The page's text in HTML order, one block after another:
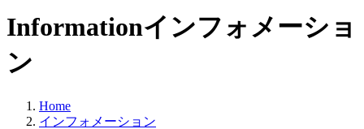
Informationインフォメーショ
ン
Home
インフォメーション